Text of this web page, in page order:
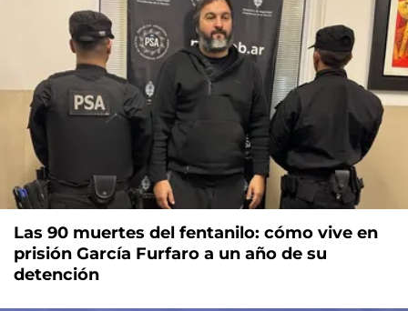
Las 90 muertes del fentanilo: cómo vive en
prisión García Furfaro a un año de su
detención